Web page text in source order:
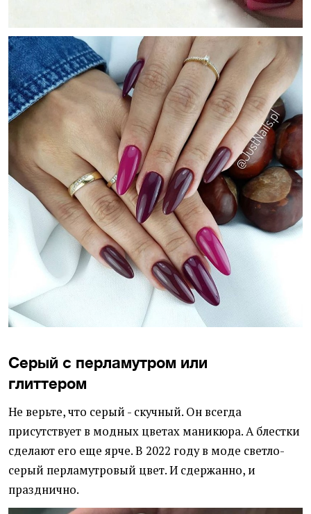
Серый с перламутром или
глиттером
Не верьте, что серый - скучный. Он всегда
присутствует в модных цветах маникюра. А блестки
сделают его еще ярче. В 2022 году в моде светло-
серый перламутровый цвет. И сдержанно, и
празднично.